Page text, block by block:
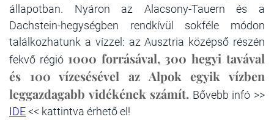
állapotban. Nyáron az Alacsony-Tauern és a
Dachstein-hegységben rendkívül sokféle módon
találkozhatunk a vízzel: az Ausztria középső részén
fekvő régió 1000 forrásával, 300 hegyi tavával
és 100 vízesésével az Alpok egyik vízben
leggazdagabb vidékének számít. Bővebb infó >>
IDE<< kattintva érhető el!